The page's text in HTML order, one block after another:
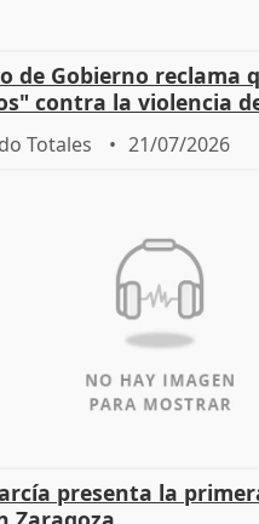
de Gobierno reclama
contra la violencia
Totales 21/07/2026
presenta la